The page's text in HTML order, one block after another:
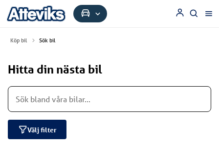
Köp bil Sök bil
Hitta din nästa bil
Välj filter